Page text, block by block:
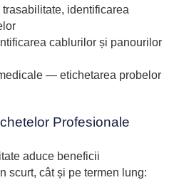
identificarea
cablurilor și panourilor
— etichetarea probelor
Profesionale
aduce beneficii
scurt, cât și pe termen lung: